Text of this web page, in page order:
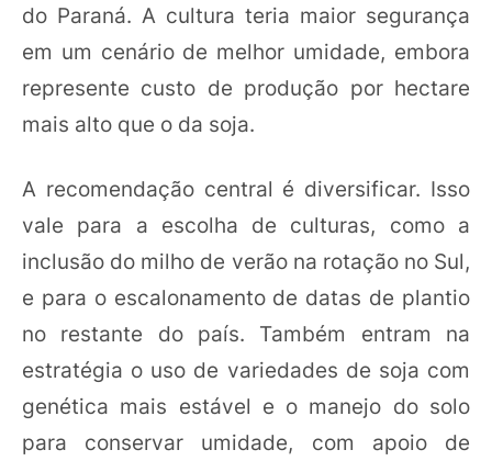
do Paraná. A cultura teria maior segurança
em um cenário de melhor umidade, embora
represente custo de produção por hectare
mais alto que o da soja.
A recomendação central é diversificar. Isso
vale para a escolha de culturas, como a
inclusão do milho de verão na rotação no Sul,
e para o escalonamento de datas de plantio
no restante do país. Também entram na
estratégia o uso de variedades de soja com
genética mais estável e o manejo do solo
para conservar umidade, com apoio de